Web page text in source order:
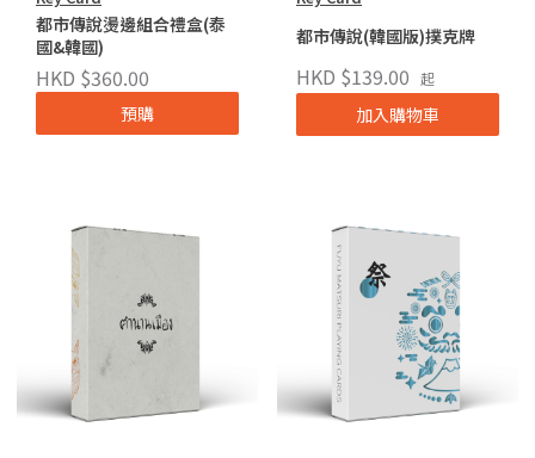
都市傳說燙邊組合禮盒(泰
國&韓國)
HKD $360.00
預購
都市傳說(韓國版)撲克牌
HKD $139.00 起
加入購物車